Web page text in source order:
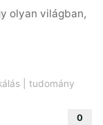
olyan világban,
| tudomány
0